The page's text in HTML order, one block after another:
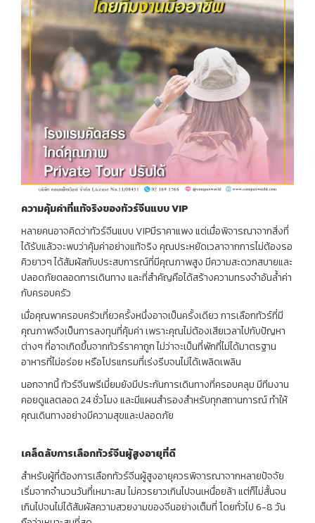
ความคุ้มค่าที่แท้จริงของทัวร์จีนแบบ VIP
หลายคนอาจคิดว่าทัวร์จีนแบบ VIPมีราคาแพง แต่เมื่อพิจารณาจากสิ่งที่
ได้รับแล้วจะพบว่าคุ้มค่าอย่างแท้จริง คุณประหยัดเวลาจากการไม่ต้องรอ
คิวยาวๆ ได้สัมผัสกับประสบการณ์ที่มีคุณภาพสูง มีความสะดวกสบายและ
ปลอดภัยตลอดการเดินทาง และที่สำคัญคือได้สร้างความทรงจำอันล้ำค่า
กับครอบครัว
เมื่อคุณพาครอบครัวเที่ยวครั้งหนึ่งอาจเป็นครั้งเดียว การเลือกทัวร์ที่มี
คุณภาพจึงเป็นการลงทุนที่คุ้มค่า เพราะคุณไม่ต้องเสียเวลาไปกับปัญหา
ต่างๆ ที่อาจเกิดขึ้นจากทัวร์ราคาถูก ไม่ว่าจะเป็นที่พักที่ไม่ได้มาตรฐาน
อาหารที่ไม่อร่อย หรือโปรแกรมที่เร่งรีบจนไม่ได้เพลิดเพลิน
นอกจากนี้ ทัวร์จีนพรีเมี่ยมยังมีประกันการเดินทางที่ครอบคลุม มีทีมงาน
คอยดูแลตลอด 24 ชั่วโมง และมีแผนสำรองสำหรับทุกสถานการณ์ ทำให้
คุณเดินทางอย่างมีความสุขและปลอดภัย
เคล็ดลับการเลือกทัวร์จีนผู้สูงอายุที่ดี
สำหรับผู้ที่ต้องการเลือกทัวร์จีนผู้สูงอายุควรพิจารณาจากหลายปัจจัย
เริ่มจากจำนวนวันที่เหมาะสม ไม่ควรยาวเกินไปจนเหนื่อยล้า แต่ก็ไม่สั้นจน
เกินไปจนไม่ได้สัมผัสความสวยงามของจีนอย่างเต็มที่ โดยทั่วไป 6-8 วัน